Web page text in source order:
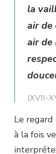
la
air de
air de
(XVII-
Le
à la fois